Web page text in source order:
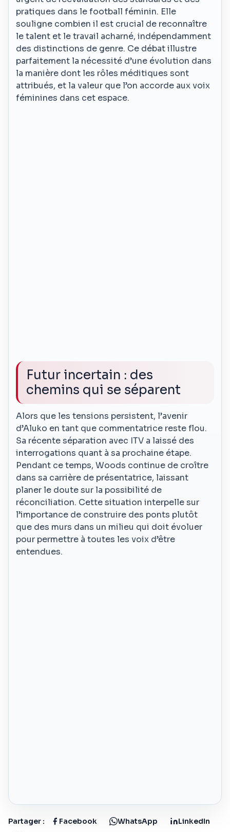
pratiques dans le football féminin. Elle
souligne combien il est crucial de reconnaître
le talent et le travail acharné, indépendamment
des distinctions de genre. Ce débat illustre
parfaitement la nécessité d’une évolution dans
la manière dont les rôles méditiques sont
attribués, et la valeur que l’on accorde aux voix
féminines dans cet espace.
Futur incertain : des
chemins qui se séparent
Alors que les tensions persistent, l’avenir
d’Aluko en tant que commentatrice reste flou.
Sa récente séparation avec ITV a laissé des
interrogations quant à sa prochaine étape.
Pendant ce temps, Woods continue de croître
dans sa carrière de présentatrice, laissant
planer le doute sur la possibilité de
réconciliation. Cette situation interpelle sur
l’importance de construire des ponts plutôt
que des murs dans un milieu qui doit évoluer
pour permettre à toutes les voix d’être
entendues.
Partager : Facebook WhatsApp
LinkedIn